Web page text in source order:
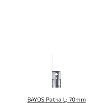
BAYOS Patka L; 70mm